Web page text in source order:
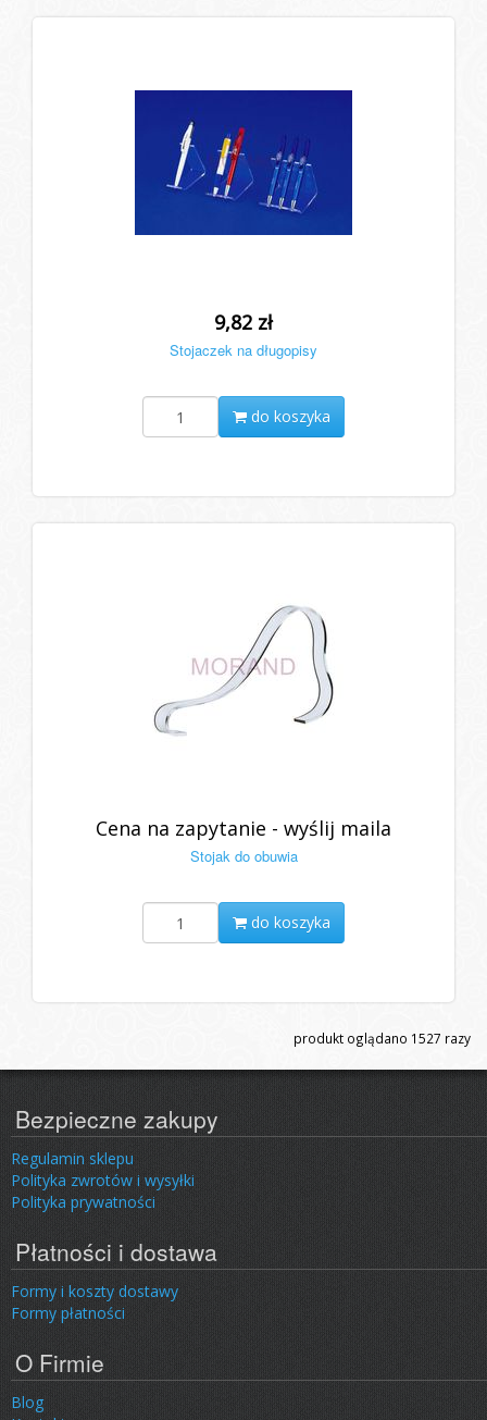
9,82 zł
Stojaczek na długopisy
do koszyka
Cena na zapytanie - wyślij maila
Stojak do obuwia
do koszyka
produkt oglądano 1527 razy
Bezpieczne zakupy
Regulamin sklepu
Polityka zwrotów i wysyłki
Polityka prywatności
Płatności i dostawa
Formy i koszty dostawy
Formy płatności
O Firmie
Blog